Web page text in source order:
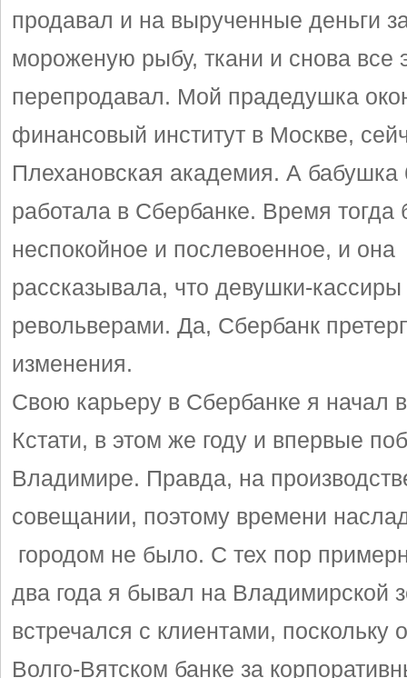
продавал и на вырученные деньги
мороженую рыбу, ткани и снова все
перепродавал. Мой прадедушка
финансовый институт в Москве,
Плехановская академия. А бабушка
работала в Сбербанке. Время тогда
неспокойное и послевоенное, и она
рассказывала, что девушки-
револьверами. Да, Сбербанк
изменения.
Свою карьеру в Сбербанке я начал
Кстати, в этом же году и впервые
Владимире. Правда, на
совещании, поэтому времени
городом не было. С тех пор
два года я бывал на Владимирской
встречался с клиентами, поскольку
Волго-Вятском банке за